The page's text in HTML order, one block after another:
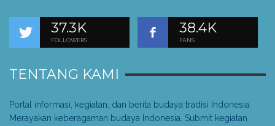
37.3K
FOLLOWERS
38.4K
FANS
TENTANG KAMI
Portal informasi, kegiatan, dan berita budaya tradisi Indonesia.
Merayakan keberagaman budaya Indonesia. Submit kegiatan